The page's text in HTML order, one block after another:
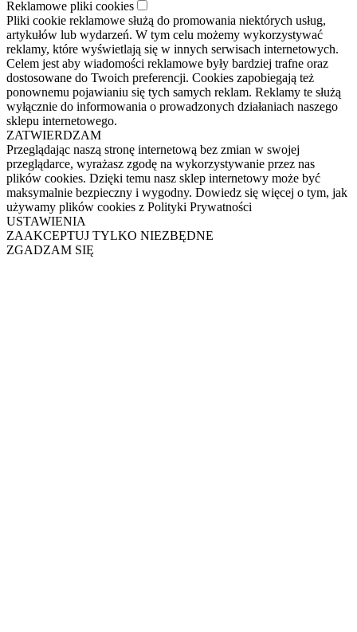
Reklamowe pliki cookies
Pliki cookie reklamowe służą do promowania niektórych usług,
artykułów lub wydarzeń. W tym celu możemy wykorzystywać
reklamy, które wyświetlają się w innych serwisach internetowych.
Celem jest aby wiadomości reklamowe były bardziej trafne oraz
dostosowane do Twoich preferencji. Cookies zapobiegają też
ponownemu pojawianiu się tych samych reklam. Reklamy te służą
wyłącznie do informowania o prowadzonych działaniach naszego
sklepu internetowego.
ZATWIERDZAM
Przeglądając naszą stronę internetową bez zmian w swojej
przeglądarce, wyrażasz zgodę na wykorzystywanie przez nas
plików cookies. Dzięki temu nasz sklep internetowy może być
maksymalnie bezpieczny i wygodny. Dowiedz się więcej o tym, jak
używamy plików cookies z Polityki Prywatności
USTAWIENIA
ZAAKCEPTUJ TYLKO NIEZBĘDNE
ZGADZAM SIĘ